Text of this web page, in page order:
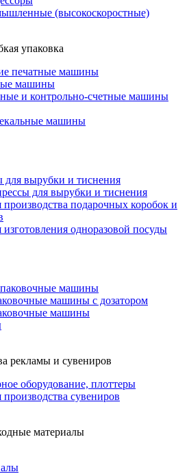
(высокоскоростные)
упаковка
печатные машины
машины
и контрольно-счетные машины
машины
для вырубки и тиснения
для вырубки и тиснения
подарочных коробок и
одноразовой посуды
машины
машины с дозатором
машины
рекламы и сувениров
оборудование, плоттеры
сувениров
материалы